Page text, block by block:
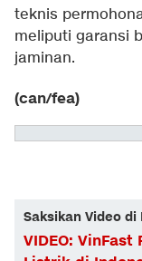
teknis
meliputi garansi
jaminan.
(can/fea)
Saksikan Video di
VIDEO: